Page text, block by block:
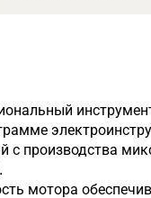
с производства
мотора